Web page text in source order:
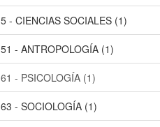
5 - CIENCIAS SOCIALES (1)
51 - ANTROPOLOGÍA (1)
61 - PSICOLOGÍA (1)
63 - SOCIOLOGÍA (1)